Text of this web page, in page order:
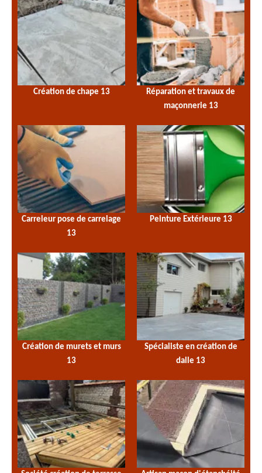
Création de chape 13
Réparation et travaux de
maçonnerie 13
Carreleur pose de carrelage
13
Peinture Extérieure 13
Création de murets et murs
13
Spécialiste en création de
dalle 13